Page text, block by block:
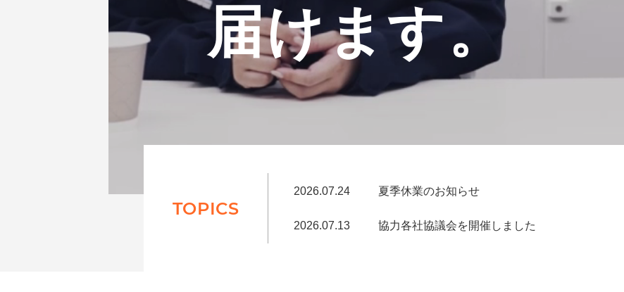
届けます。
TOPICS
2026.07.24 夏季休業のお知らせ
2026.07.13 協力各社協議会を開催しました